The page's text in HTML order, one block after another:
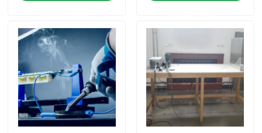
Εργαστήρια δοκιμής ηλεκτρονικής
Δοκιμή εργαστηρίων λαμπτήρων
Αυτοκίνητα εργαστήρια δοκιμής